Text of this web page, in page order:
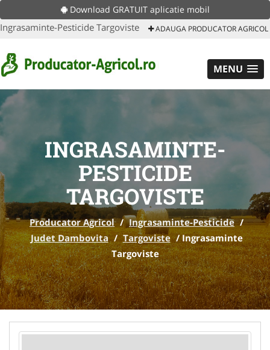
Download GRATUIT aplicatie mobil
Ingrasaminte-Pesticide Targoviste ADAUGA PRODUCATOR AGRICOL
MENU
INGRASAMINTE-
PESTICIDE
TARGOVISTE
Producator Agricol / Ingrasaminte-Pesticide /
Judet Dambovita / Targoviste /Ingrasaminte
Targoviste